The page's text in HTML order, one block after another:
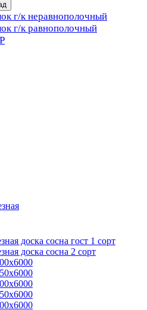
г/к неравнополочный
г/к равнополочный
доска сосна гост 1 сорт
доска сосна 2 сорт